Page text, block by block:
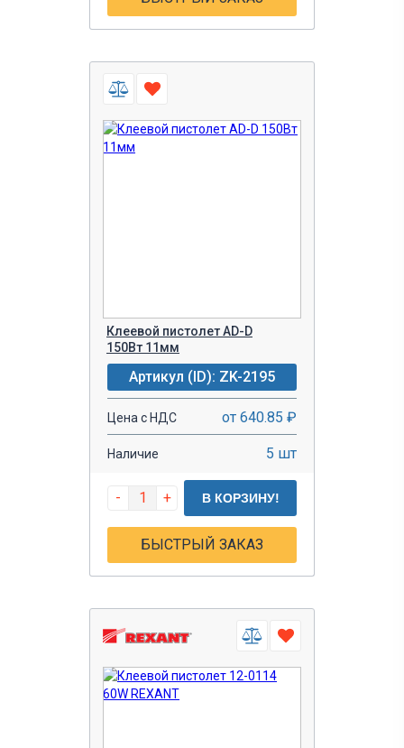
Клеевой пистолет AD-D
150Вт 11мм
Артикул (ID): ZK-2195
Цена с НДС от 640.85 ₽
Наличие 5 шт
- + В КОРЗИНУ!
БЫСТРЫЙ ЗАКАЗ